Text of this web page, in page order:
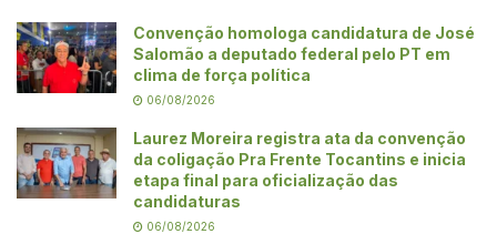
Convenção homologa candidatura de José
Salomão a deputado federal pelo PT em
clima de força política
06/08/2026
Laurez Moreira registra ata da convenção
da coligação Pra Frente Tocantins e inicia
etapa final para oficialização das
candidaturas
06/08/2026